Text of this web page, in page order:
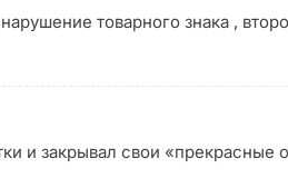
товарного знака ,
и закрывал свои «прекрасные